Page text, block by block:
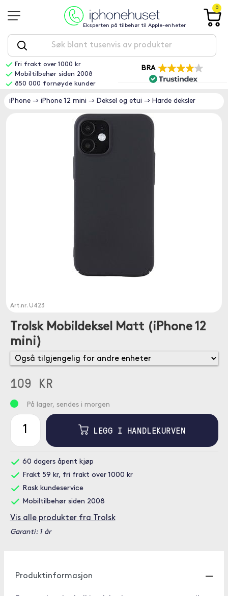
Eksperten på tilbehør til Apple-enheter
0
Fri frakt over 1000 kr
Mobiltilbehør siden 2008
850 000 fornøyde kunder
BRA
iPhone ⇒ iPhone 12 mini ⇒ Deksel og etui ⇒ Harde deksler
Art.nr. U423
Trolsk Mobildeksel Matt (iPhone 12
mini)
109 KR
På lager, sendes i morgen
LEGG I HANDLEKURVEN
60 dagers åpent kjøp
Frakt 59 kr, fri frakt over 1000 kr
Rask kundeservice
Mobiltilbehør siden 2008
Vis alle produkter fra Trolsk
Garanti: 1 år
Produktinformasjon